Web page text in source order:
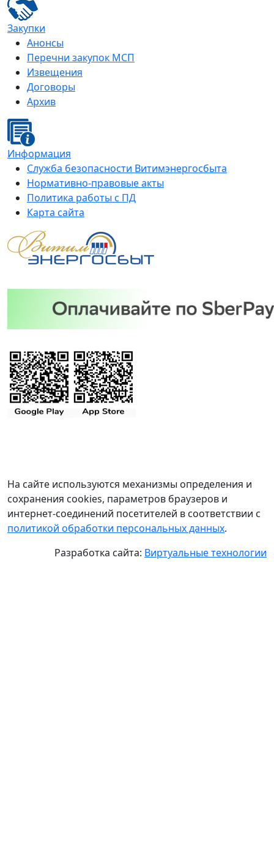
Закупки
Анонсы
Перечни закупок МСП
Извещения
Договоры
Архив
Информация
Служба безопасности Витимэнергосбыта
Нормативно-правовые акты
Политика работы с ПД
Карта сайта
На сайте используются механизмы определения и
сохранения cookies, параметров браузеров и
интернет-соединений посетителей в соответствии с
политикой обработки персональных данных.
Разработка сайта: Виртуальные технологии